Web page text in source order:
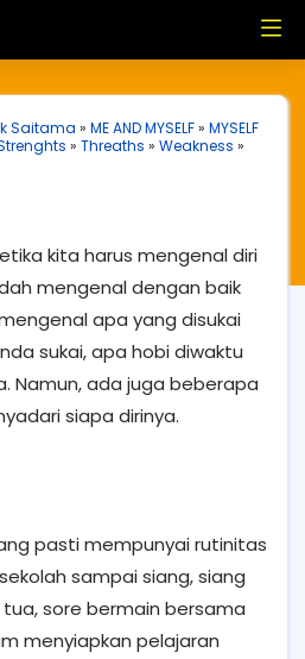
Saitama » ME AND MYSELF» MYSELF
» Threaths » Weakness »
kita harus mengenal diri
mengenal dengan baik
apa yang disukai
sukai, apa hobi diwaktu
Namun, ada juga beberapa
siapa dirinya.
pasti mempunyai rutinitas
sampai siang, siang
sore bermain bersama
menyiapkan pelajaran